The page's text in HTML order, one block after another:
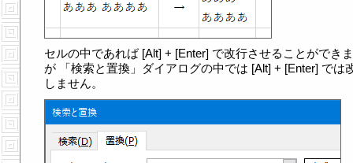
セルの中であれば [Alt] + [Enter] で改行させることができ
が 「検索と置換」ダイアログの中では [Alt] + [Enter] では
しません。